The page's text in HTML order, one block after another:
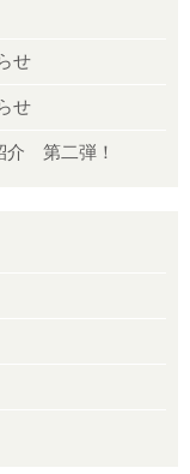
せ
せ
介 第二弾！